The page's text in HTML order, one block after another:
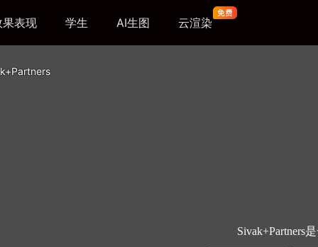
果表现 学生 AI生图 云渲染
Sivak+Partners